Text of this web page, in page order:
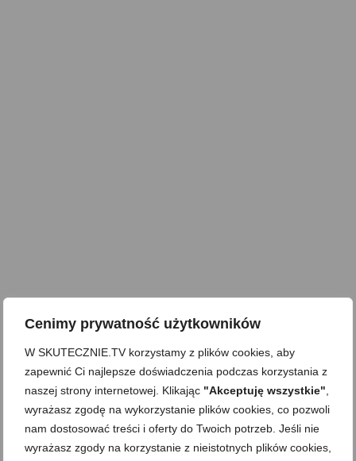
Cenimy prywatność użytkowników
W SKUTECZNIE.TV korzystamy z plików cookies, aby
zapewnić Ci najlepsze doświadczenia podczas korzystania z
naszej strony internetowej. Klikając "Akceptuję wszystkie"
wyrażasz zgodę na wykorzystanie plików cookies, co pozwoli
nam dostosować treści i oferty do Twoich potrzeb. Jeśli nie
wyrażasz zgody na korzystanie z nieistotnych plików cookies,